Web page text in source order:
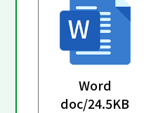
Word
doc/24.5KB